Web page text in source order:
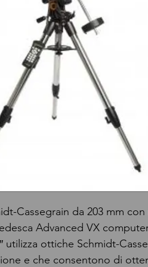
Cassegrain da 203 mm
Advanced VX
utilizza ottiche Schmidt-
e che consentono di